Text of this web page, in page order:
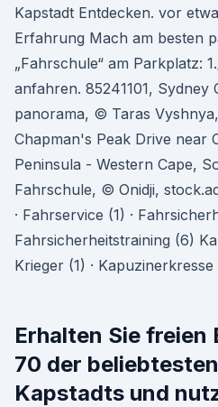
Kapstadt Entdecken. vor
Erfahrung Mach am besten
„Fahrschule“ am Parkplatz:
anfahren. 85241101, Sydney
panorama, © Taras
Chapman's Peak Drive near
Peninsula - Western Cape,
Fahrschule, © Onidji,
· Fahrservice (1) ·
Fahrsicherheitstraining (6)
Krieger (1) · Kapuzinerkresse
Erhalten Sie
70 der
Kapstadts und